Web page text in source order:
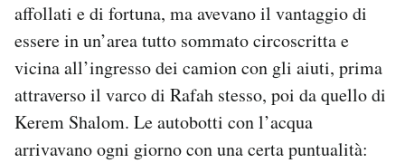
affollati e di fortuna, ma avevano il vantaggio di
essere in un’area tutto sommato circoscritta e
vicina all’ingresso dei camion con gli aiuti, prima
attraverso il varco di Rafah stesso, poi da quello di
Kerem Shalom. Le autobotti con l’acqua
arrivavano ogni giorno con una certa puntualità: